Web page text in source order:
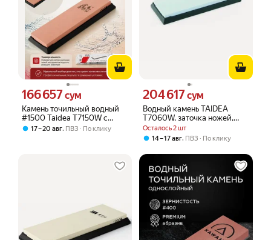
Камень точильный водный
#1500 Taidea T7150W с
присоблением для угла
Цена 166657 сум вместо
166 657сум
17 – 20 авг, ПВЗ По клику
Водный камень TAIDEA
T7060W, заточка ножей,
зернистость 600,
искусственный камень
Осталось 2 шт
Цена 204617 сум вместо
204 617сум
14 – 17 авг, ПВЗ По клику